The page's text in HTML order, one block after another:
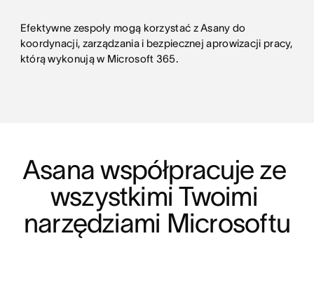
Efektywne zespoły mogą korzystać z Asany do
koordynacji, zarządzania i bezpiecznej aprowizacji pracy,
którą wykonują w Microsoft 365.
Asana współpracuje ze
wszystkimi Twoimi
narzędziami Microsoftu